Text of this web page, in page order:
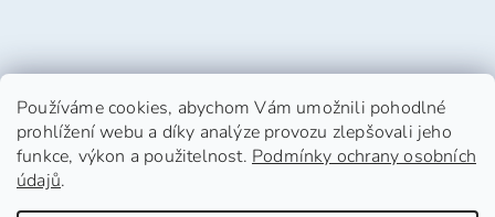
Používáme cookies, abychom Vám umožnili pohodlné
prohlížení webu a díky analýze provozu zlepšovali jeho
funkce, výkon a použitelnost. Podmínky ochrany osobních
údajů.